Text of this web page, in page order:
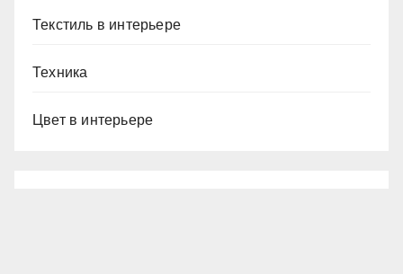
Текстиль в интерьере
Техника
Цвет в интерьере